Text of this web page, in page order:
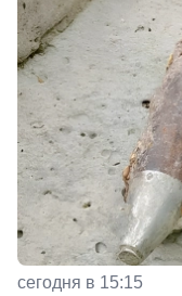
сегодня в 15:15